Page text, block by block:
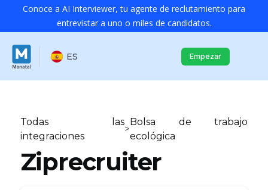
Conoce a AI Interviewer, tu agente de reclutamiento para
entrevistar a uno o miles de candidatos.
ES Empezar
Todas las
integraciones
>
Bolsa de trabajo
ecológica
Ziprecruiter